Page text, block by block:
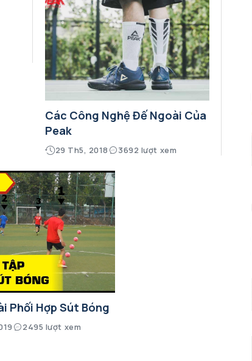
Các Công Nghệ Đế Ngoài Của
Peak
29 Th5, 2018 3692 lượt xem
Phối Hợp Sút Bóng
2495 lượt xem